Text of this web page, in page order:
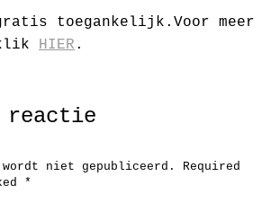
toegankelijk.Voor meer
HIER .
reactie
niet gepubliceerd. Required
*